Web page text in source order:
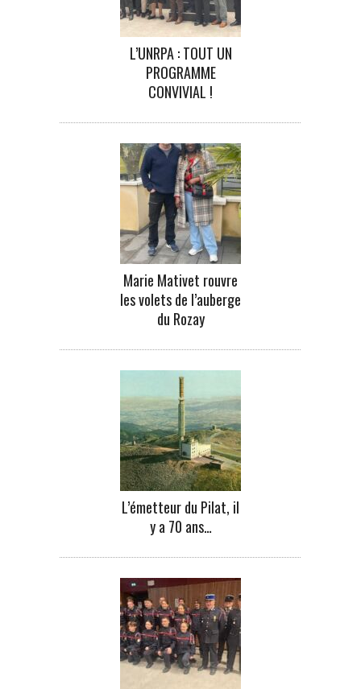
L’UNRPA : TOUT UN
PROGRAMME
CONVIVIAL !
Marie Mativet rouvre
les volets de l’auberge
du Rozay
L’émetteur du Pilat, il
y a 70 ans…